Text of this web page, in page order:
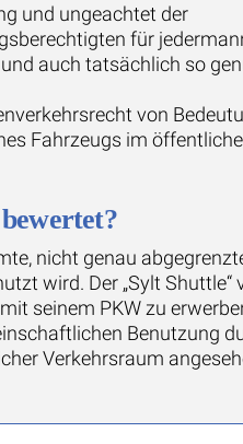
und ungeachtet der
für
auch tatsächlich so
von
Fahrzeugs im
nicht genau
wird. Der „Sylt Shuttle“
seinem PKW zu
Benutzung
Verkehrsraum